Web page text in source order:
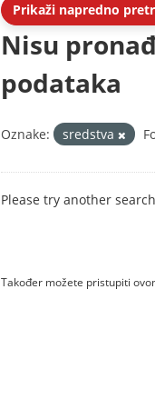
Prikaži napredno
Nisu
podataka
Oznake: sredstva
Please try another
Također možete pristupiti